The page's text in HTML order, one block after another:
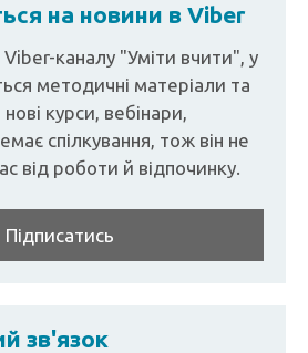
на новини в Viber
каналу "Уміти вчити", у
методичні матеріали та
курси, вебінари,
спілкування, тож він не
від роботи й відпочинку.
Підписатись
зв'язок